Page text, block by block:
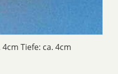
Tiefe: ca. 4cm